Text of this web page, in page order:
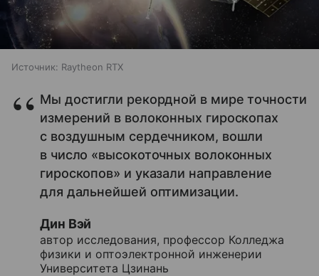
Источник: Raytheon RTX
Мы достигли рекордной в мире точности
измерений в волоконных гироскопах
с воздушным сердечником, вошли
в число «высокоточных волоконных
гироскопов» и указали направление
для дальнейшей оптимизации.
Дин Вэй
автор исследования, профессор Колледжа
физики и оптоэлектронной инженерии
Университета Цзинань